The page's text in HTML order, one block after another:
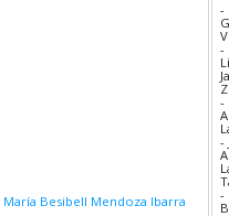
María Besibell Mendoza Ibarra
-
-
-
-
-